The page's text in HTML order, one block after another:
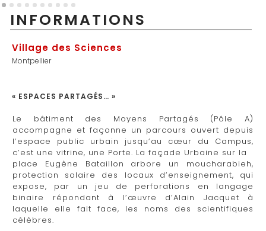
INFORMATIONS
Village des Sciences
Montpellier
« ESPACES PARTAGÉS… »
Le bâtiment des Moyens Partagés (Pôle A)
accompagne et façonne un parcours ouvert depuis
l’espace public urbain jusqu’au cœur du Campus,
c’est une vitrine, une Porte. La façade Urbaine sur la
place Eugène Bataillon arbore un moucharabieh,
protection solaire des locaux d’enseignement, qui
expose, par un jeu de perforations en langage
binaire répondant à l’œuvre d’Alain Jacquet à
laquelle elle fait face, les noms des scientifiques
célèbres.